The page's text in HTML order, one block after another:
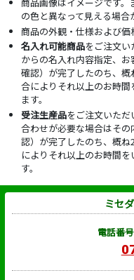
の色と異なって見える場合
商品の外観・仕様および価
名入れ可能商品をご注文
からの名入れ内容指定、
確認）が完了したのち、
合によりそれ以上のお時
ます。
受注生産品をご注文いた
合わせが必要な場合はそ
認）が完了したのち、概
によりそれ以上のお時間
す。
ミセ
電話番号